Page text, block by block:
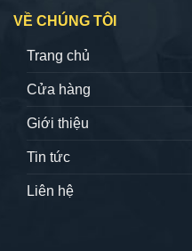
VỀ CHÚNG TÔI
Trang chủ
Cửa hàng
Giới thiệu
Tin tức
Liên hệ